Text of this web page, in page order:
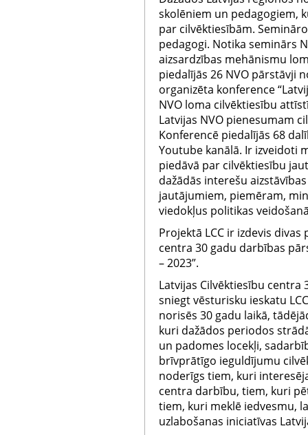
skolēniem un pedagogiem,
par cilvēktiesībām.
pedagogi. Notika seminārs
aizsardzības mehānismu
piedalījās 26 NVO pārstāvji
organizēta konference
NVO loma cilvēktiesību
Latvijas NVO pienesumam
Konferencē piedalījās 68
Youtube kanālā. Ir izveidoti
piedāvā par cilvēktiesību
dažādās interešu
jautājumiem, piemēram,
viedokļus politikas
Projektā LCC ir izdevis
centra 30 gadu darbības
– 2023”.
Latvijas Cilvēktiesību
sniegt vēsturisku ieskatu
norisēs 30 gadu laikā,
kuri dažādos periodos
un padomes locekļi,
brīvprātīgo ieguldījumu
noderīgs tiem, kuri
centra darbību, tiem, kuri
tiem, kuri meklē iedvesmu,
uzlabošanas iniciatīvas